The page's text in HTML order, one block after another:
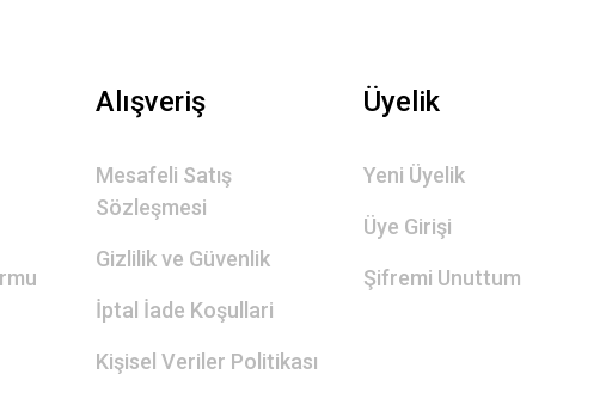
Alışveriş
Mesafeli Satış
Sözleşmesi
Gizlilik ve Güvenlik
İptal İade Koşullari
Kişisel Veriler Politikası
Üyelik
Yeni Üyelik
Üye Girişi
Şifremi Unuttum